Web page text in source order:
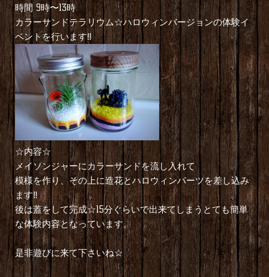
時間 9時〜13時
カラーサンドテラリウム☆ハロウィンバージョンの体験イ
ベントを行います‼︎
☆内容☆
メイソンジャーにカラーサンドを流し入れて
模様を作り、その上に造花とハロウィンパーツを差し込み
ます‼︎
後は蓋をして完成☆15分ぐらいで出来てしまうとても簡単
な体験内容となっています。
是非遊びに来て下さいね☆